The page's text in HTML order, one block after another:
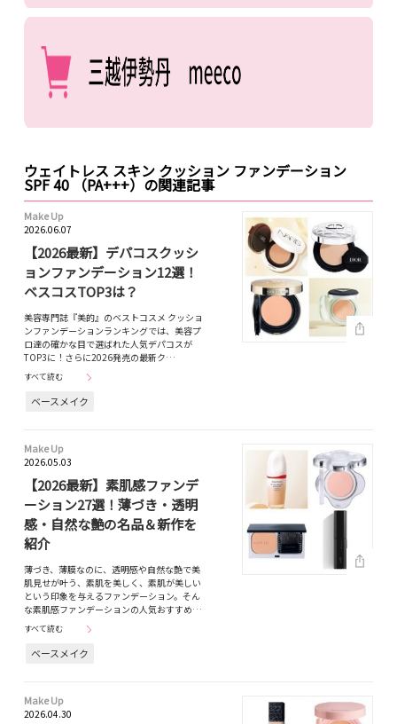
ウェイトレス スキン クッション ファンデーション
SPF 40 （PA+++）の関連記事
Make Up
2026.06.07
【2026最新】デパコスクッシ
ョンファンデーション12選！
ベスコスTOP3は？
美容専門誌『美的』のベストコスメ クッショ
ンファンデーションランキングでは、美容プ
ロ達の確かな目で選ばれた人気デパコスが
TOP3に！さらに2026発売の最新ク…
すべて読む
ベースメイク
Make Up
2026.05.03
【2026最新】素肌感ファンデ
ーション27選！薄づき・透明
感・自然な艶の名品＆新作を
紹介
薄づき、薄膜なのに、透明感や自然な艶で美
肌見せが叶う、素肌を美しく、素肌が美しい
という印象を与えるファンデーション。そん
な素肌感ファンデーションの人気おすすめ…
すべて読む
ベースメイク
Make Up
2026.04.30